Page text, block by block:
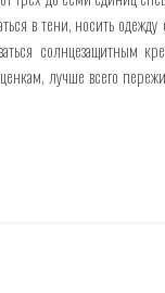
в тени, носить
солнцезащитным
лучше всего